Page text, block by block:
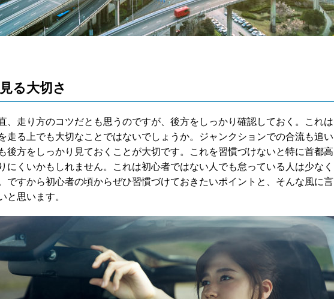
る大切さ
、走り方のコツだとも思うのですが、後方をしっかり確認しておく。これは
走る上でも大切なことではないでしょうか。ジャンクションでの合流も追い
後方をしっかり見ておくことが大切です。これを習慣づけないと特に首都高
にくいかもしれません。これは初心者ではない人でも怠っている人は少なく
ですから初心者の頃からぜひ習慣づけておきたいポイントと、そんな風に言
と思います。